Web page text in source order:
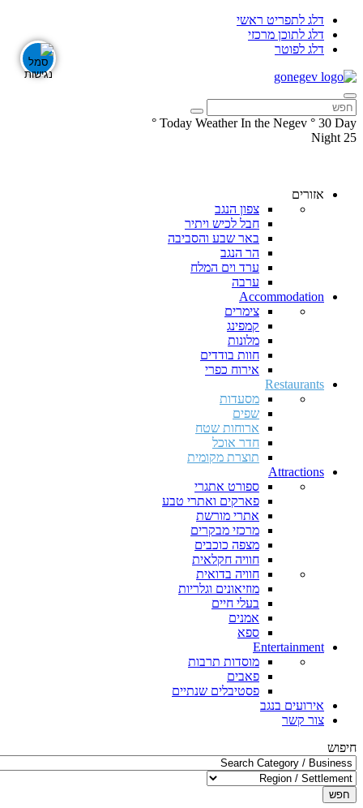
דלג לתפריט ראשי
דלג לתוכן מרכזי
דלג לפוטר
Today Weather In the Negev ° 30 Day
°
25
Night
Facebook
Instagramאזורים
צפון הנגב
חבל לכיש ויתיר
באר שבע והסביבה
הר הנגב
ערד וים המלח
ערבה
Accommodation
צימרים
קמפינג
מלונות
חוות בודדים
אירוח כפרי
Restaurants
מסעדות
שפים
ארוחות שטח
חדר אוכל
תוצרת מקומית
Attractions
ספורט אתגרי
פארקים ואתרי טבע
אתרי מורשת
מרכזי מבקרים
מצפה כוכבים
חוויה חקלאית
חוויה בדואית
מוזיאונים וגלריות
בעלי חיים
אמנים
ספא
Entertainment
מוסדות תרבות
פאבים
פסטיבלים שנתיים
אירועים בנגב
צור קשר
חיפוש
חפש